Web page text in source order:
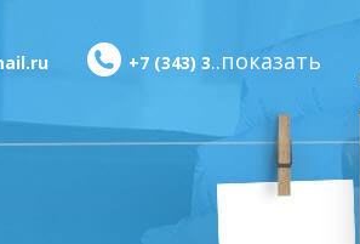
+7 (343) 3..показать